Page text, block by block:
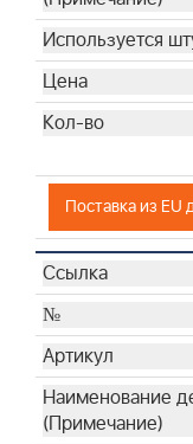
Поставка из EU